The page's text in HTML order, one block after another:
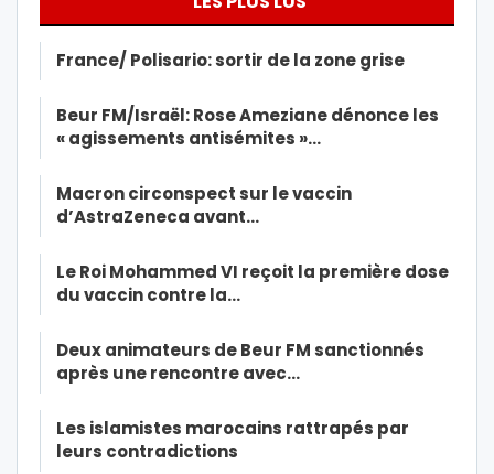
France/ Polisario: sortir de la zone grise
Beur FM/Israël: Rose Ameziane dénonce les
« agissements antisémites »…
Macron circonspect sur le vaccin
d’AstraZeneca avant…
Le Roi Mohammed VI reçoit la première dose
du vaccin contre la…
Deux animateurs de Beur FM sanctionnés
après une rencontre avec…
Les islamistes marocains rattrapés par
leurs contradictions